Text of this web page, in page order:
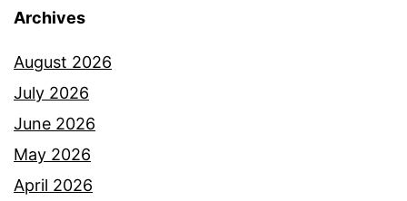
Archives
August 2026
July 2026
June 2026
May 2026
April 2026